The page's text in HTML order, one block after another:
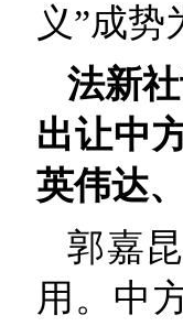
义”成势
法新
出让中
英伟达
郭嘉
用。中